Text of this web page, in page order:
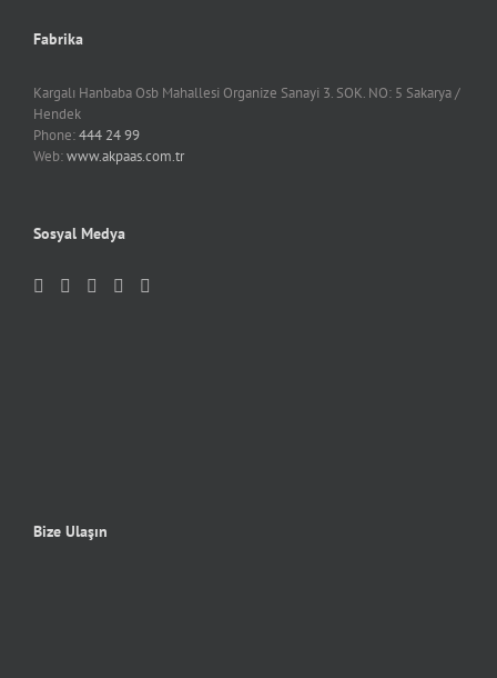
Fabrika
Kargalı Hanbaba Osb Mahallesi Organize Sanayi 3. SOK. NO: 5 Sakarya /
Hendek
Phone:444 24 99
Web:www.akpaas.com.tr
Sosyal Medya
Bize Ulaşın